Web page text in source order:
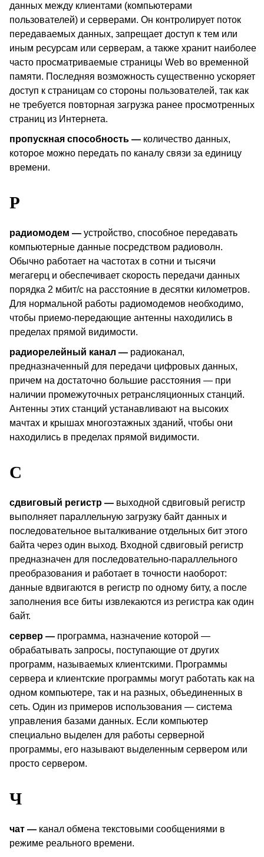
данных между клиентами (компьютерами
пользователей) и серверами. Он контролирует поток
передаваемых данных, запрещает доступ к тем или
иным ресурсам или серверам, а также хранит наиболее
часто просматриваемые страницы Web во временной
памяти. Последняя возможность существенно ускоряет
доступ к страницам со стороны пользователей, так как
не требуется повторная загрузка ранее просмотренных
страниц из Интернета.
пропускная способность — количество данных,
которое можно передать по каналу связи за единицу
времени.
Р
радиомодем — устройство, способное передавать
компьютерные данные посредством радиоволн.
Обычно работает на частотах в сотни и тысячи
мегагерц и обеспечивает скорость передачи данных
порядка 2 мбит/с на расстояние в десятки километров.
Для нормальной работы радиомодемов необходимо,
чтобы приемо-передающие антенны находились в
пределах прямой видимости.
радиорелейный канал — радиоканал,
предназначенный для передачи цифровых данных,
причем на достаточно большие расстояния — при
наличии промежуточных ретрансляционных станций.
Антенны этих станций устанавливают на высоких
мачтах и крышах многоэтажных зданий, чтобы они
находились в пределах прямой видимости.
С
сдвиговый регистр — выходной сдвиговый регистр
выполняет параллельную загрузку байт данных и
последовательное выталкивание отдельных бит этого
байта через один выход. Входной сдвиговый регистр
предназначен для последовательно-параллельного
преобразования и работает в точности наоборот:
данные вдвигаются в регистр по одному биту, а после
заполнения все биты извлекаются из регистра как один
байт.
сервер — программа, назначение которой —
обрабатывать запросы, поступающие от других
программ, называемых клиентскими. Программы
сервера и клиентские программы могут работать как на
одном компьютере, так и на разных, объединенных в
сеть. Один из примеров использования — система
управления базами данных. Если компьютер
специально выделен для работы серверной
программы, его называют выделенным сервером или
просто сервером.
Ч
чат — канал обмена текстовыми сообщениями в
режиме реального времени.